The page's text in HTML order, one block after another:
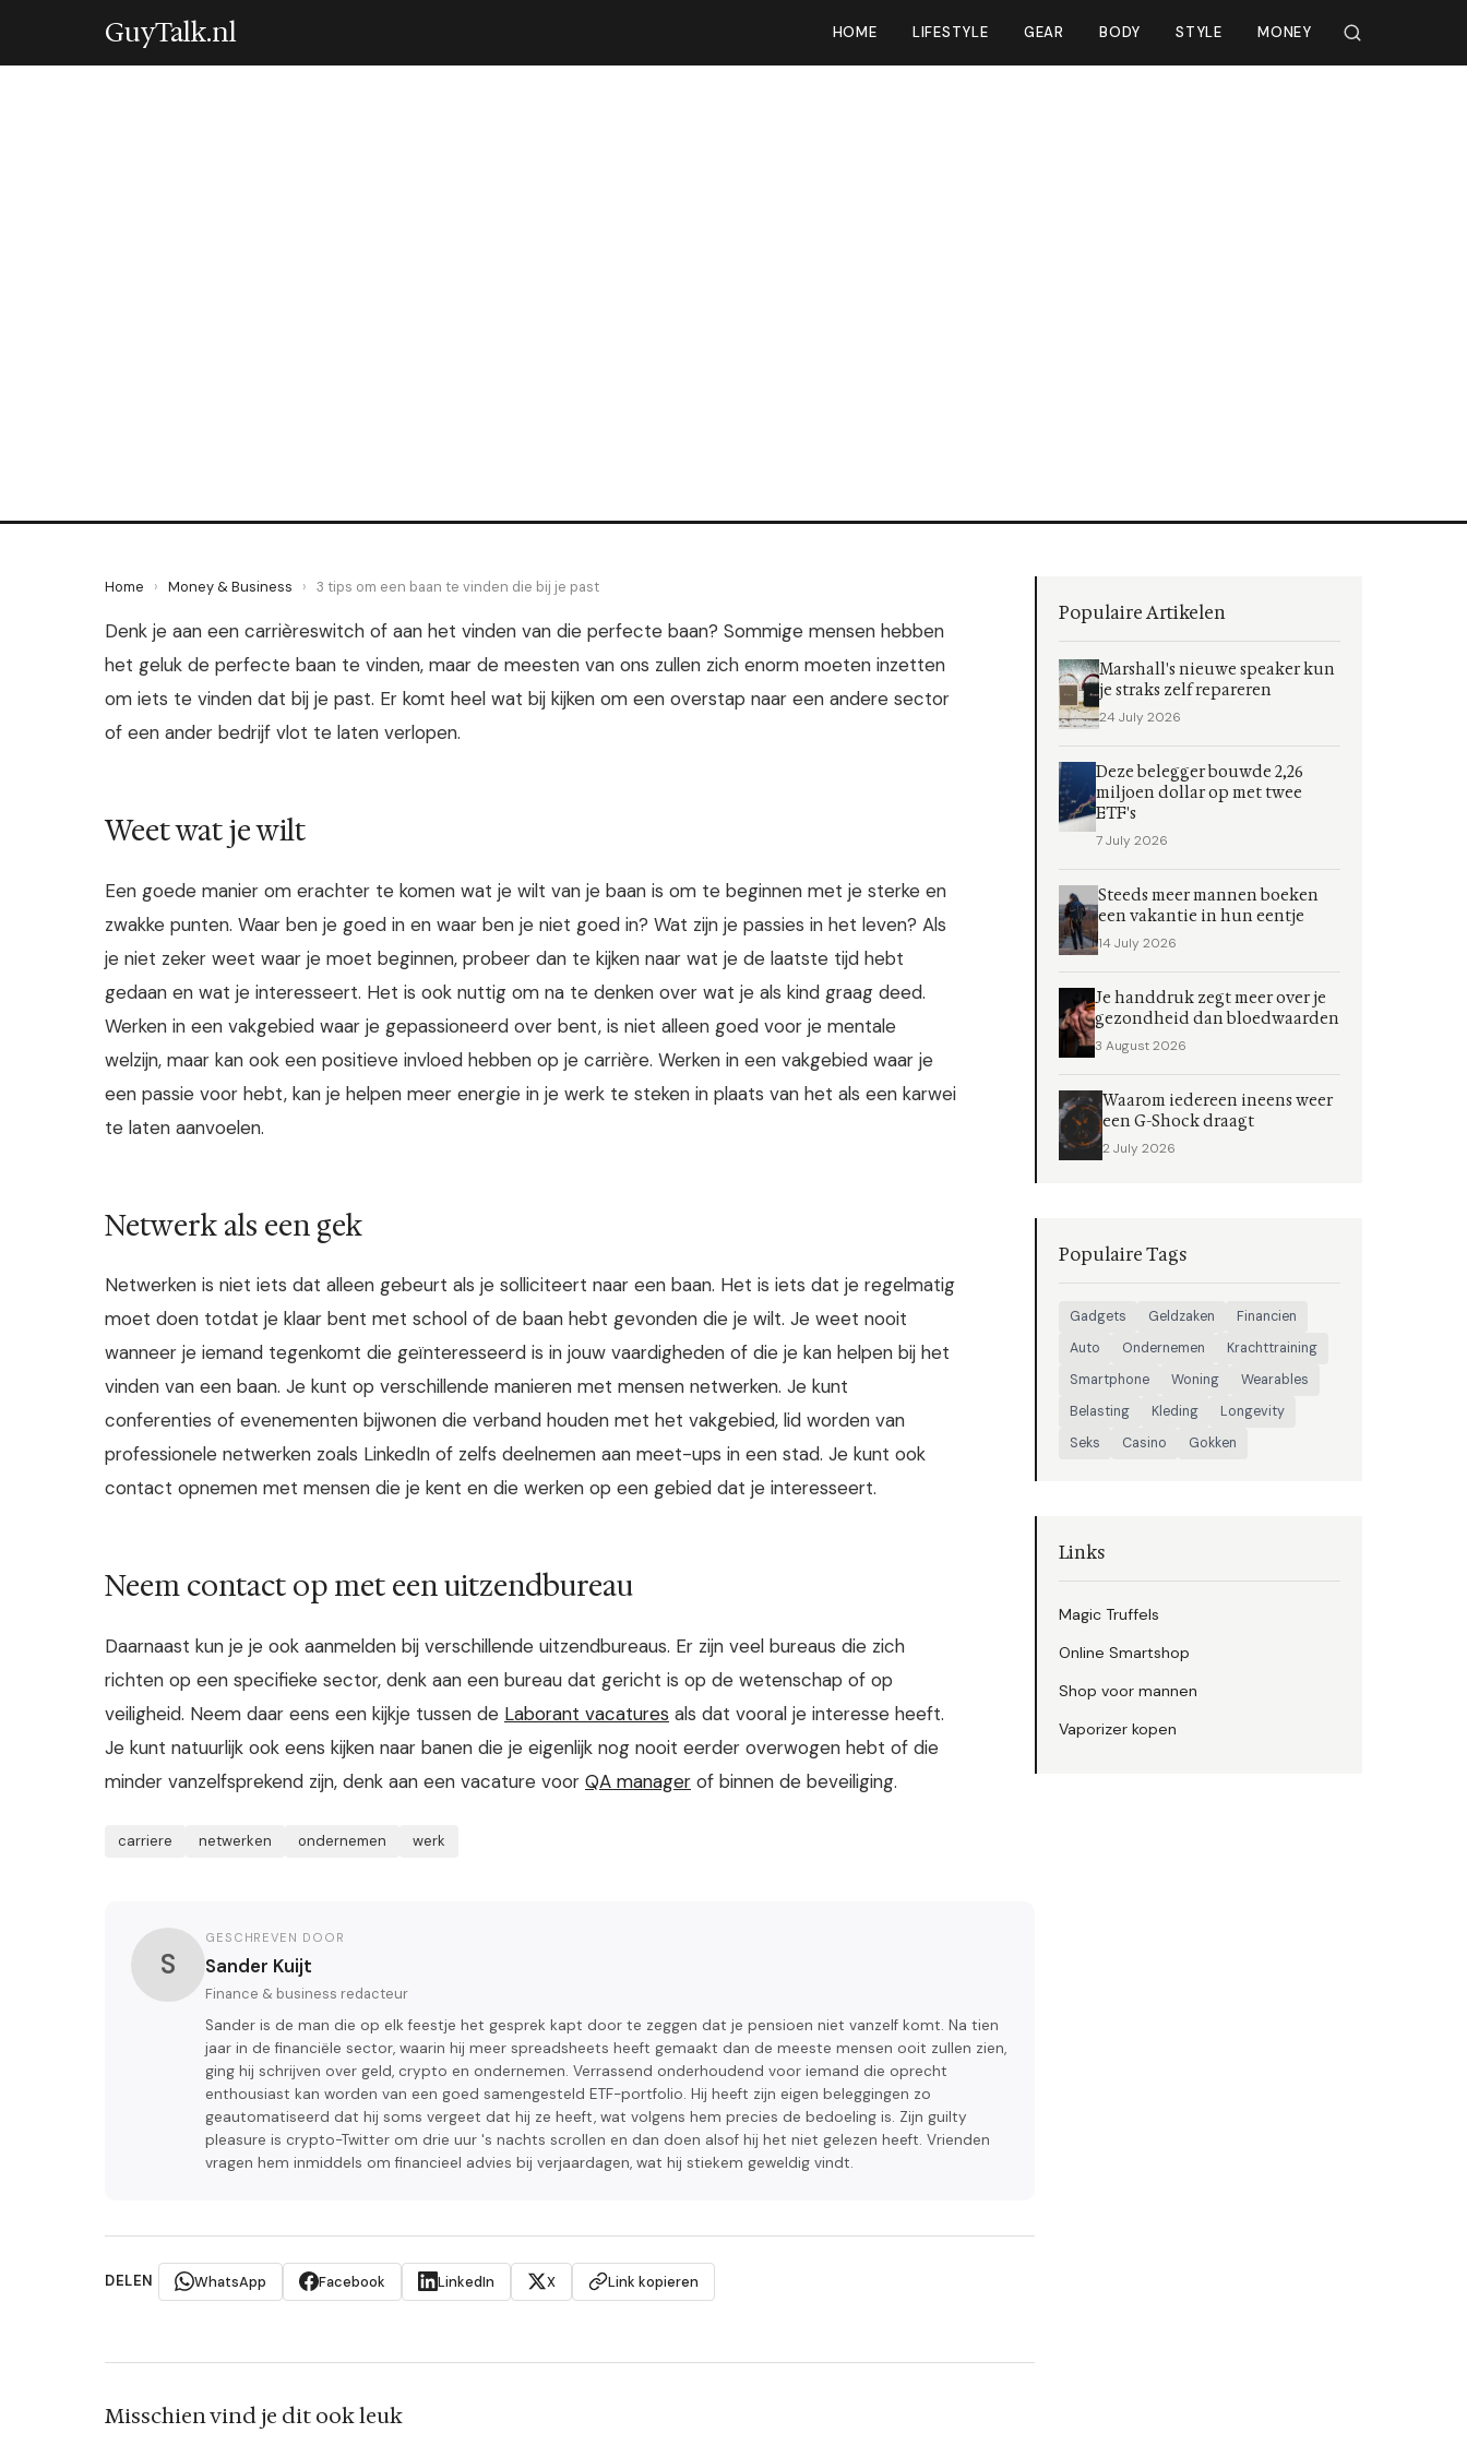
GuyTalk.nl HOME LIFESTYLE GEAR BODY STYLE MONEY
Home › Money & Business › 3 tips om een baan te vinden die bij je past
Denk je aan een carrièreswitch of aan het vinden van die perfecte baan? Sommige mensen hebben
het geluk de perfecte baan te vinden, maar de meesten van ons zullen zich enorm moeten inzetten
om iets te vinden dat bij je past. Er komt heel wat bij kijken om een overstap naar een andere sector
of een ander bedrijf vlot te laten verlopen.
Weet wat je wilt
Een goede manier om erachter te komen wat je wilt van je baan is om te beginnen met je sterke en
zwakke punten. Waar ben je goed in en waar ben je niet goed in? Wat zijn je passies in het leven? Als
je niet zeker weet waar je moet beginnen, probeer dan te kijken naar wat je de laatste tijd hebt
gedaan en wat je interesseert. Het is ook nuttig om na te denken over wat je als kind graag deed.
Werken in een vakgebied waar je gepassioneerd over bent, is niet alleen goed voor je mentale
welzijn, maar kan ook een positieve invloed hebben op je carrière. Werken in een vakgebied waar je
een passie voor hebt, kan je helpen meer energie in je werk te steken in plaats van het als een karwei
te laten aanvoelen.
Netwerk als een gek
Netwerken is niet iets dat alleen gebeurt als je solliciteert naar een baan. Het is iets dat je regelmatig
moet doen totdat je klaar bent met school of de baan hebt gevonden die je wilt. Je weet nooit
wanneer je iemand tegenkomt die geïnteresseerd is in jouw vaardigheden of die je kan helpen bij het
vinden van een baan. Je kunt op verschillende manieren met mensen netwerken. Je kunt
conferenties of evenementen bijwonen die verband houden met het vakgebied, lid worden van
professionele netwerken zoals LinkedIn of zelfs deelnemen aan meet-ups in een stad. Je kunt ook
contact opnemen met mensen die je kent en die werken op een gebied dat je interesseert.
Neem contact op met een uitzendbureau
Daarnaast kun je je ook aanmelden bij verschillende uitzendbureaus. Er zijn veel bureaus die zich
richten op een specifieke sector, denk aan een bureau dat gericht is op de wetenschap of op
veiligheid. Neem daar eens een kijkje tussen de Laborant vacatures als dat vooral je interesse heeft.
Je kunt natuurlijk ook eens kijken naar banen die je eigenlijk nog nooit eerder overwogen hebt of die
minder vanzelfsprekend zijn, denk aan een vacature voor QA manager of binnen de beveiliging.
carriere netwerken ondernemen werk
S
GESCHREVEN DOOR
Sander Kuijt
Finance & business redacteur
Sander is de man die op elk feestje het gesprek kapt door te zeggen dat je pensioen niet vanzelf komt. Na tien
jaar in de financiële sector, waarin hij meer spreadsheets heeft gemaakt dan de meeste mensen ooit zullen zien,
ging hij schrijven over geld, crypto en ondernemen. Verrassend onderhoudend voor iemand die oprecht
enthousiast kan worden van een goed samengesteld ETF-portfolio. Hij heeft zijn eigen beleggingen zo
geautomatiseerd dat hij soms vergeet dat hij ze heeft, wat volgens hem precies de bedoeling is. Zijn guilty
pleasure is crypto-Twitter om drie uur 's nachts scrollen en dan doen alsof hij het niet gelezen heeft. Vrienden
vragen hem inmiddels om financieel advies bij verjaardagen, wat hij stiekem geweldig vindt.
DELEN WhatsApp Facebook LinkedIn X Link kopieren
Misschien vind je dit ook leuk
Populaire Artikelen
Marshall's nieuwe speaker kun
je straks zelf repareren
24 July 2026
Deze belegger bouwde 2,26
miljoen dollar op met twee
ETF's
7 July 2026
Steeds meer mannen boeken
een vakantie in hun eentje
14 July 2026
Je handdruk zegt meer over je
gezondheid dan bloedwaarden
3 August 2026
Waarom iedereen ineens weer
een G-Shock draagt
2 July 2026
Populaire Tags
Gadgets Geldzaken
Financien
Auto
Ondernemen
Krachttraining
Smartphone
Woning
Wearables
Belasting
Kleding
Longevity
Seks
Casino Gokken
Links
Magic Truffels
Online Smartshop
Shop voor mannen
Vaporizer kopen